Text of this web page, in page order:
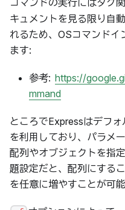
コマンドの実行にはタグ
キュメントを見る限り自
れるため、OSコマンドイ
ます:
参考: https://
mmand
ところでExpressはデフ
を利用しており、パラメ
配列やオブジェクトを指
題設定だと、配列にする
を任意に増やすことが可能